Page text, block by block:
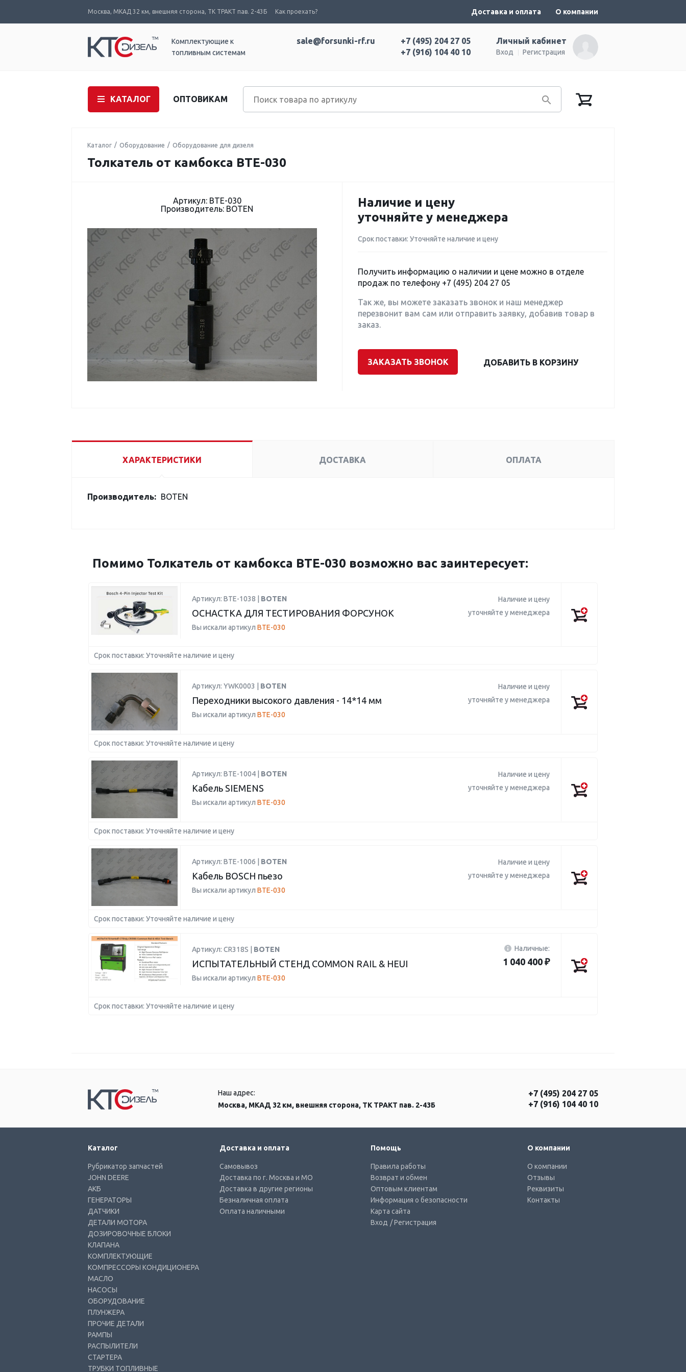
Москва, МКАД 32 км, внешняя сторона, ТК ТРАКТ пав. 2-43Б Как проехать? Доставка и оплата О компании
Комплектующие к
топливным системам
Личный кабинет
Вход Регистрация
+7 (495) 204 27 05
+7 (916) 104 40 10
sale@forsunki-rf.ru
КАТАЛОГ ОПТОВИКАМ
Каталог Оборудование Оборудование для дизеля
Толкатель от камбокса BTE-030
Артикул: BTE-030
Производитель: BOTEN
Наличие и цену
уточняйте у менеджера
Срок поставки: Уточняйте наличие и цену
Получить информацию о наличии и цене можно в отделе
продаж по телефону +7 (495) 204 27 05
Так же, вы можете заказать звонок и наш менеджер
перезвонит вам сам или отправить заявку, добавив товар в
заказ.
ЗАКАЗАТЬ ЗВОНОК ДОБАВИТЬ В КОРЗИНУ
ХАРАКТЕРИСТИКИ ДОСТАВКА ОПЛАТА
Производитель: BOTEN
Помимо Толкатель от камбокса BTE-030 возможно вас заинтересует:
Артикул: BTE-1038 | BOTEN
ОСНАСТКА ДЛЯ ТЕСТИРОВАНИЯ ФОРСУНОК
Вы искали артикул BTE-030
Наличие и цену
уточняйте у менеджера
Срок поставки: Уточняйте наличие и цену
Артикул: YWK0003 | BOTEN
Переходники высокого давления - 14*14 мм
Вы искали артикул BTE-030
Наличие и цену
уточняйте у менеджера
Срок поставки: Уточняйте наличие и цену
Артикул: BTE-1004 | BOTEN
Кабель SIEMENS
Вы искали артикул BTE-030
Наличие и цену
уточняйте у менеджера
Срок поставки: Уточняйте наличие и цену
Артикул: BTE-1006 | BOTEN
Кабель BOSCH пьезо
Вы искали артикул BTE-030
Наличие и цену
уточняйте у менеджера
Срок поставки: Уточняйте наличие и цену
Артикул: CR318S | BOTEN
ИСПЫТАТЕЛЬНЫЙ СТЕНД COMMON RAIL & HEUI
Вы искали артикул BTE-030
Наличные:
1 040 400 ₽
Срок поставки: Уточняйте наличие и цену
Наш адрес:
Москва, МКАД 32 км, внешняя сторона, ТК ТРАКТ пав. 2-43Б
+7 (495) 204 27 05
+7 (916) 104 40 10
Каталог
Рубрикатор запчастей
JOHN DEERE
АКБ
ГЕНЕРАТОРЫ
ДАТЧИКИ
ДЕТАЛИ МОТОРА
ДОЗИРОВОЧНЫЕ БЛОКИ
КЛАПАНА
КОМПЛЕКТУЮЩИЕ
КОМПРЕССОРЫ КОНДИЦИОНЕРА
МАСЛО
НАСОСЫ
ОБОРУДОВАНИЕ
ПЛУНЖЕРА
ПРОЧИЕ ДЕТАЛИ
РАМПЫ
РАСПЫЛИТЕЛИ
СТАРТЕРА
ТРУБКИ ТОПЛИВНЫЕ
Доставка и оплата
Самовывоз
Доставка по г. Москва и МО
Доставка в другие регионы
Безналичная оплата
Оплата наличными
Помощь
Правила работы
Возврат и обмен
Оптовым клиентам
Информация о безопасности
Карта сайта
Вход / Регистрация
О компании
О компании
Отзывы
Реквизиты
Контакты